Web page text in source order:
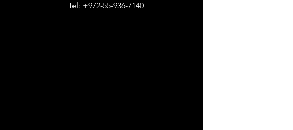
Tel: +972-55-936-7140